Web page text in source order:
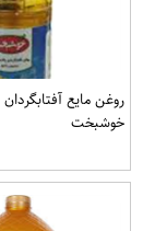
خوشبخت